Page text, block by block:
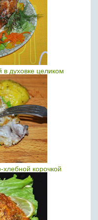
в духовке целиком
корочкой